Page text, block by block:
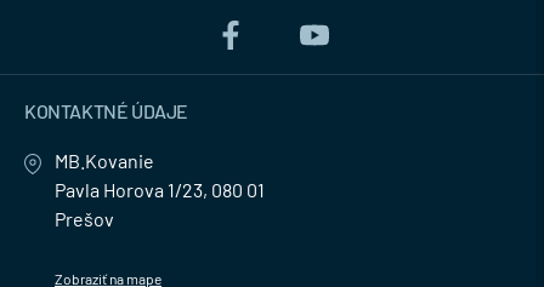
KONTAKTNÉ ÚDAJE
MB.Kovanie
Pavla Horova 1/23, 080 01
Prešov
Zobraziť na mape